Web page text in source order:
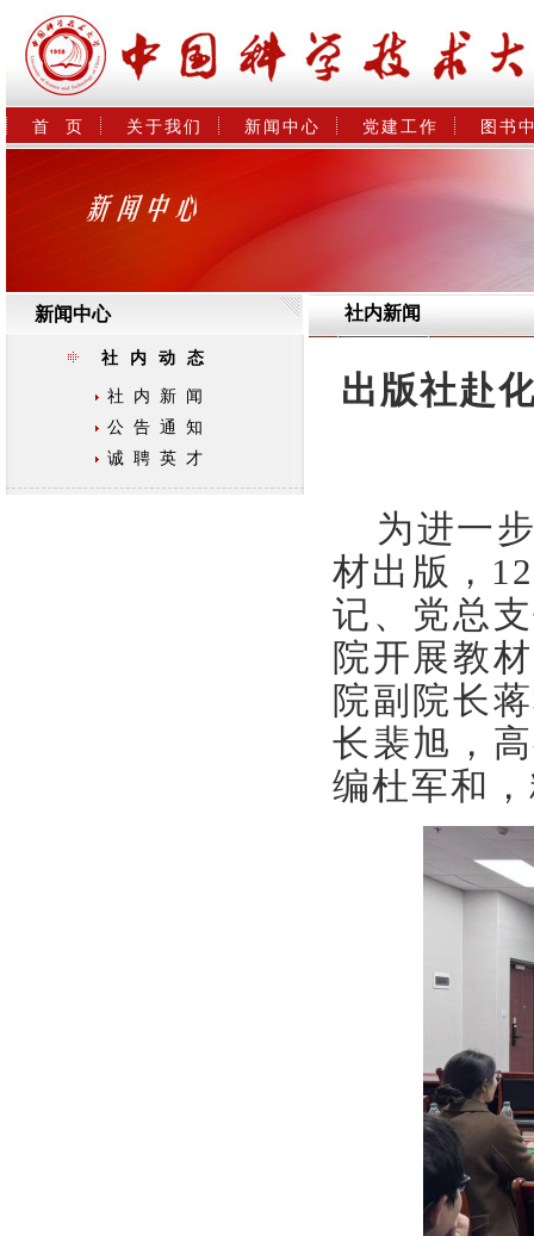
首  页 关于我们 新闻中心 党建工作 图书
新闻中心
社内动态
社内新闻
公告通知
诚聘英才
社内新闻
出版社赴
为进一
材出版 ， 12
记、党总
院开展教
院副院长
长裴旭，
编杜军和